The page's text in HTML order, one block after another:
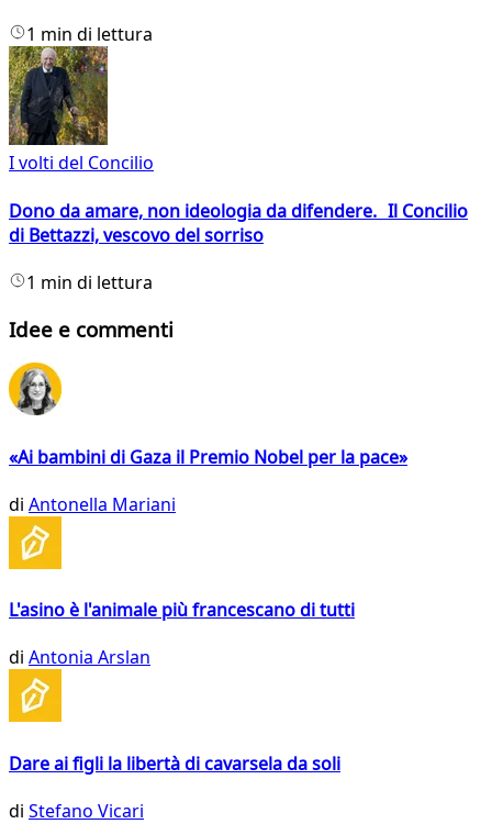
1 min di lettura
I volti del Concilio
Dono da amare, non ideologia da difendere. Il Concilio
di Bettazzi, vescovo del sorriso
1 min di lettura
Idee e commenti
«Ai bambini di Gaza il Premio Nobel per la pace»
di Antonella Mariani
L'asino è l'animale più francescano di tutti
di Antonia Arslan
Dare ai figli la libertà di cavarsela da soli
di Stefano Vicari